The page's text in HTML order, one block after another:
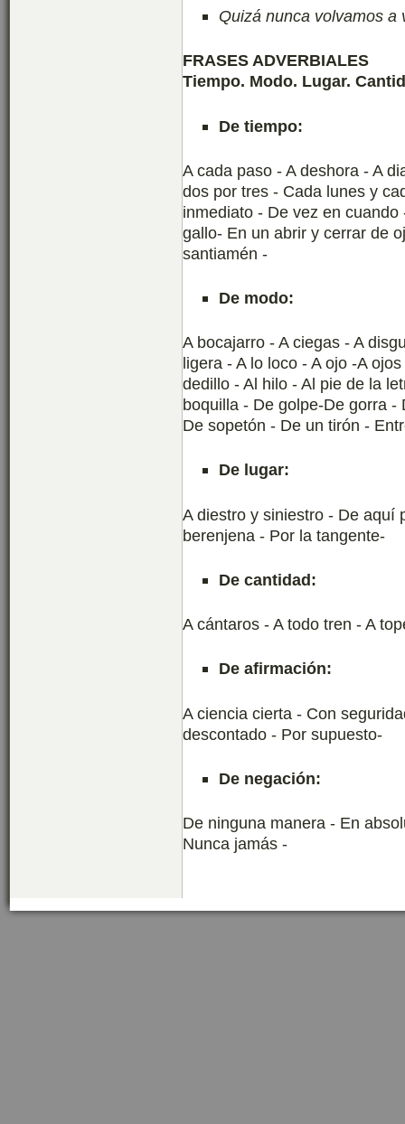
Quizá nunca volvamos a
FRASES ADVERBIALES
Tiempo. Modo. Lugar.
De tiempo:
A cada paso - A deshora - A
dos por tres - Cada lunes y
inmediato - De vez en
gallo- En un abrir y cerrar de
santiamén -
De modo:
A bocajarro - A ciegas - A
ligera - A lo loco - A ojo -A
dedillo - Al hilo - Al pie de la
boquilla - De golpe-De gorra
De sopetón - De un tirón -
De lugar:
A diestro y siniestro - De aquí
berenjena - Por la tangente-
De cantidad:
A cántaros - A todo tren - A
De afirmación:
A ciencia cierta - Con
descontado - Por supuesto-
De negación:
De ninguna manera - En
Nunca jamás -